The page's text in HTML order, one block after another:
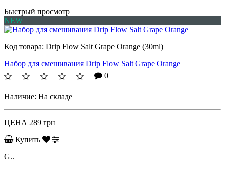
Быстрый просмотр
NEW
Код товара: Drip Flow Salt Grape Orange (30ml)
Набор для смешивания Drip Flow Salt Grape Orange
0
Наличие: На складе
ЦЕНА 289 грн
Купить
G..